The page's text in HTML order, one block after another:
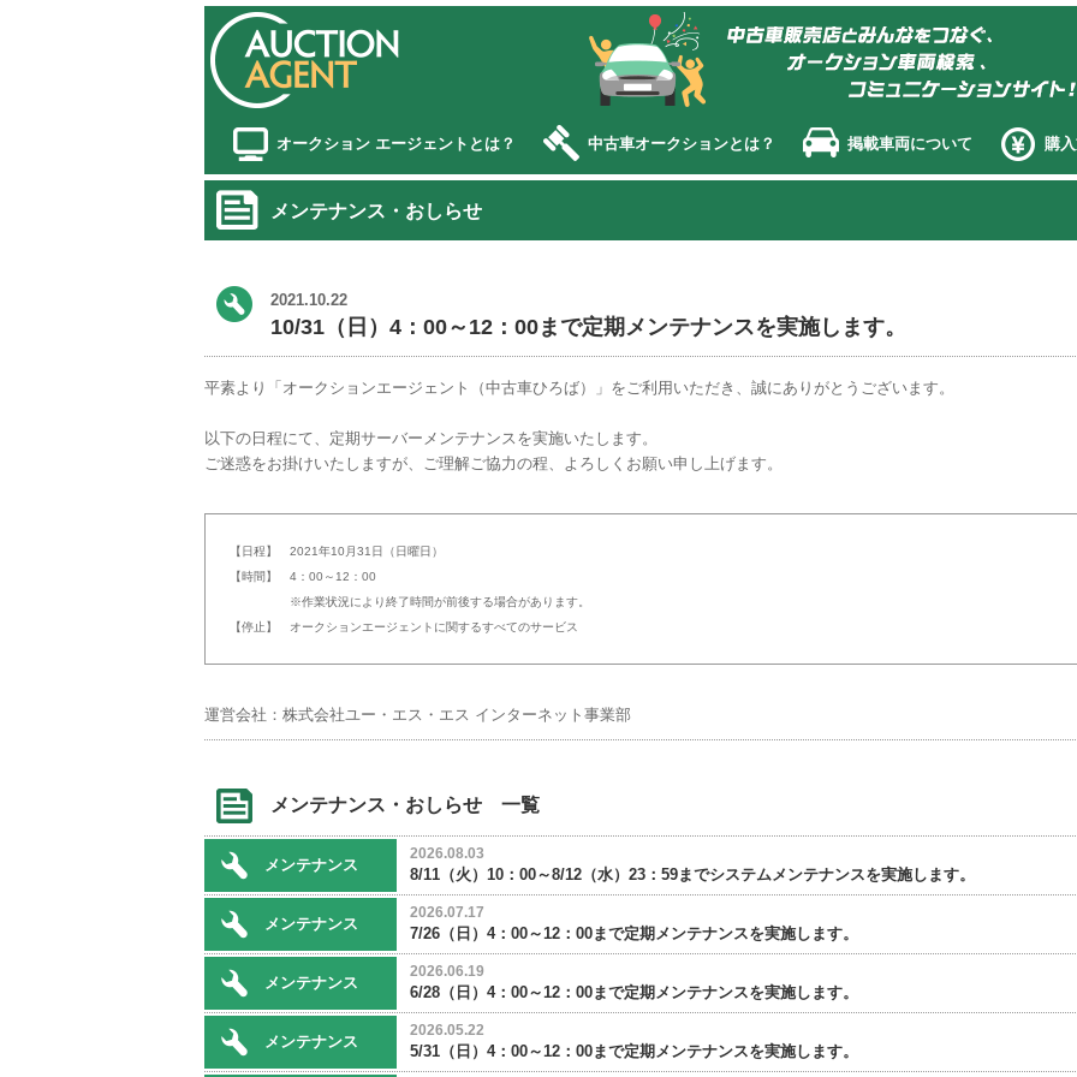
オークション エージェント
オークション エージェントとは？ 中古車オークションとは？ 掲載車両について 購
メンテナンス・おしらせ
2021.10.22
10/31（日）4：00～12：00まで定期メンテナンスを実施します。
平素より「オークションエージェント（中古車ひろば）」をご利用いただき、誠にありがとうございます。
以下の日程にて、定期サーバーメンテナンスを実施いたします。
ご迷惑をお掛けいたしますが、ご理解ご協力の程、よろしくお願い申し上げます。
【日程】 2021年10月31日（日曜日）
【時間】 4：00～12：00
※作業状況により終了時間が前後する場合があります。
【停止】 オークションエージェントに関するすべてのサービス
運営会社：株式会社ユー・エス・エス インターネット事業部
メンテナンス・おしらせ 一覧
メンテナンス
2026.08.03
8/11（火）10：00～8/12（水）23：59までシステムメンテナンスを実施します。
メンテナンス
2026.07.17
7/26（日）4：00～12：00まで定期メンテナンスを実施します。
メンテナンス
2026.06.19
6/28（日）4：00～12：00まで定期メンテナンスを実施します。
メンテナンス
2026.05.22
5/31（日）4：00～12：00まで定期メンテナンスを実施します。